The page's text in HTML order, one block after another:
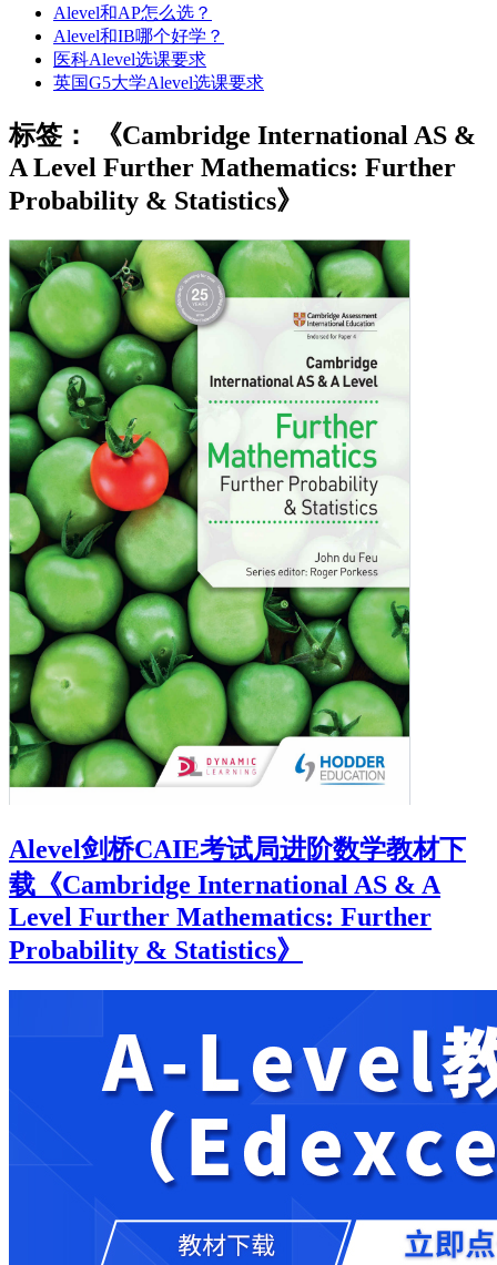
Alevel和AP怎么选？
Alevel和IB哪个好学？
医科Alevel选课要求
英国G5大学Alevel选课要求
标签：
《Cambridge International AS &
A Level Further Mathematics: Further
Probability & Statistics》
Alevel剑桥CAIE考试局进阶数学教材下
载《Cambridge International AS & A
Level Further Mathematics: Further
Probability & Statistics》